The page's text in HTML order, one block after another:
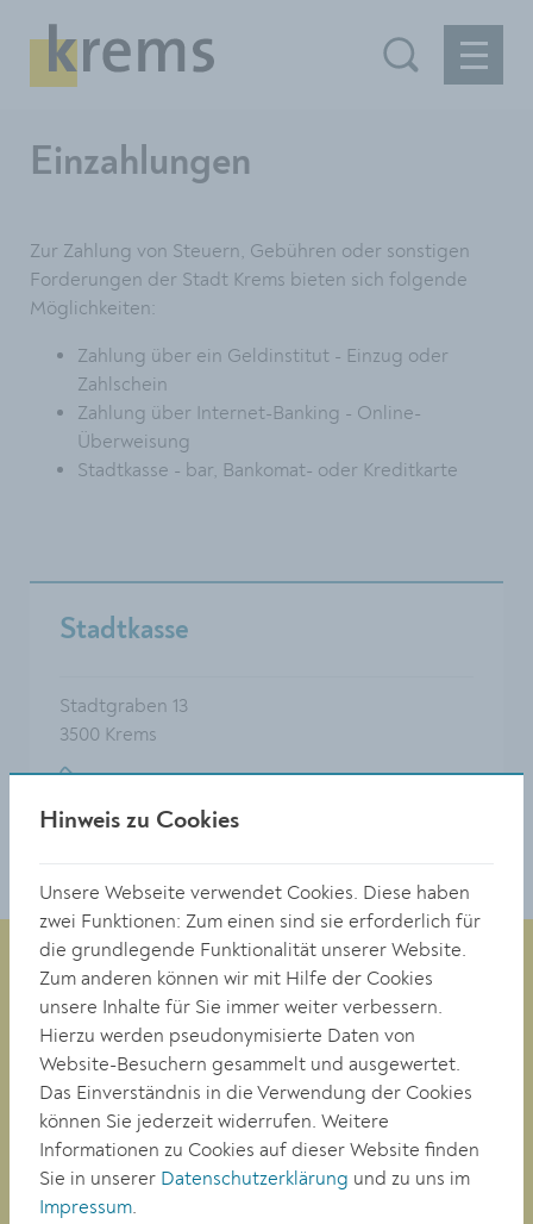
Einzahlungen
Zur Zahlung von Steuern, Gebühren oder sonstigen
Forderungen der Stadt Krems bieten sich folgende
Möglichkeiten:
Zahlung über ein Geldinstitut - Einzug oder
Zahlschein
Zahlung über Internet-Banking - Online-
Überweisung
Stadtkasse - bar, Bankomat- oder Kreditkarte
Stadtkasse
Stadtgraben 13
3500 Krems
0 27 32 / 801 247
buchhaltung@krems.gv.at
Magistrat der Stadt Krems
Obere Landstraße 4
A-3500 Krems
Tel. +43 (0)2732/801-0
Fax +43 (0)2732/801-90 269
E-mail:buergerservice@krems.gv.at
Hinweis zu Cookies
Unsere Webseite verwendet Cookies. Diese haben
zwei Funktionen: Zum einen sind sie erforderlich für
die grundlegende Funktionalität unserer Website.
Zum anderen können wir mit Hilfe der Cookies
unsere Inhalte für Sie immer weiter verbessern.
Hierzu werden pseudonymisierte Daten von
Website-Besuchern gesammelt und ausgewertet.
Das Einverständnis in die Verwendung der Cookies
können Sie jederzeit widerrufen. Weitere
Informationen zu Cookies auf dieser Website finden
Sie in unserer Datenschutzerklärung und zu uns im
Impressum.